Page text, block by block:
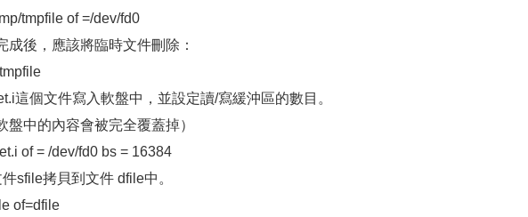
tmpfile of =/dev/fd0
成後，應該將臨時文件刪除：
這個文件寫入軟盤中，並設定讀/寫緩沖區的數目。
盤中的內容會被完全覆蓋掉）
of = /dev/fd0 bs = 16384
sfile拷貝到文件 dfile中。
of=dfile